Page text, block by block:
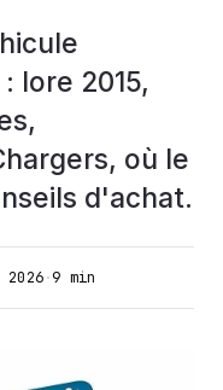
lore 2015,
où le
d'achat.
2026·9 min